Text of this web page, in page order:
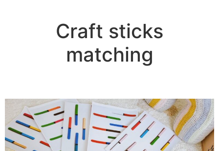
Craft sticks
matching